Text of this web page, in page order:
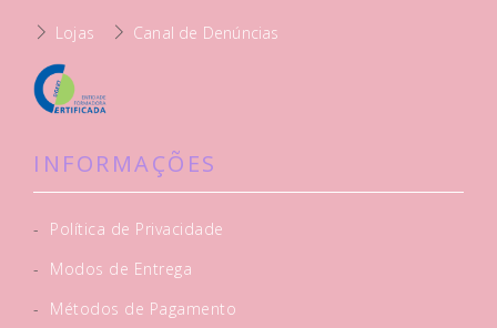
Lojas Canal de Denúncias
INFORMAÇÕES
-
Política de Privacidade
-
Modos de Entrega
-
Métodos de Pagamento